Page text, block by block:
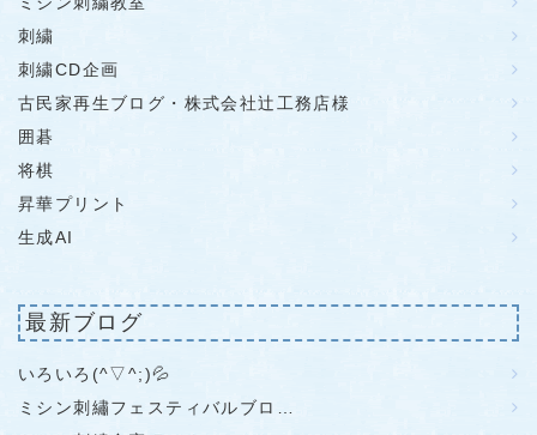
刺繍
刺繍CD企画
古民家再生ブログ・株式会社辻工務店様
囲碁
将棋
昇華プリント
生成AI
最新ブログ
いろいろ(^▽^;)💦
ミシン刺繡フェスティバルブロ…